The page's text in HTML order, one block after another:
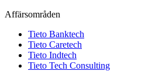
Affärsområden
Tieto Banktech
Tieto Caretech
Tieto Indtech
Tieto Tech Consulting